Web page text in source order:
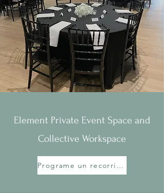
Element Private Event Space and
Collective Workspace
Programe un recorrido